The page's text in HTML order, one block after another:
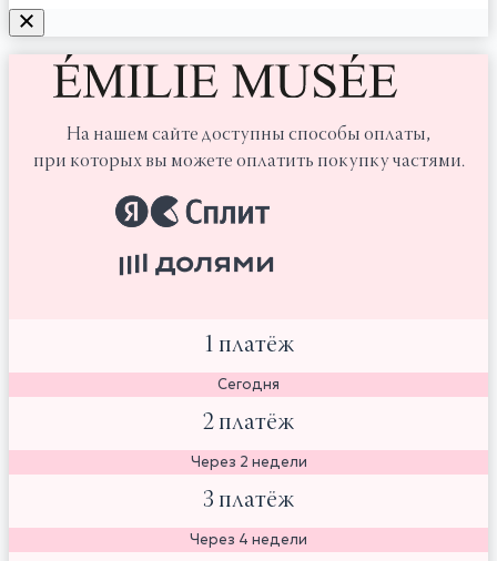
На нашем сайте доступны способы оплаты,
при которых вы можете оплатить покупку частями.
1 платёж
Сегодня
2 платёж
Через 2 недели
3 платёж
Через 4 недели